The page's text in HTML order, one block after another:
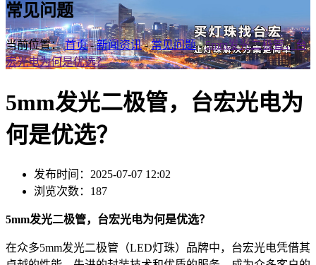
常见问题
当前位置：首页-新闻资讯-常见问题-5mm发光二极管，台
宏光电为何是优选？
5mm发光二极管，台宏光电为
何是优选？
发布时间：2025-07-07 12:02
浏览次数：187
5mm发光二极管，台宏光电为何是优选？
在众多5mm发光二极管（LED灯珠）品牌中，台宏光电凭借其